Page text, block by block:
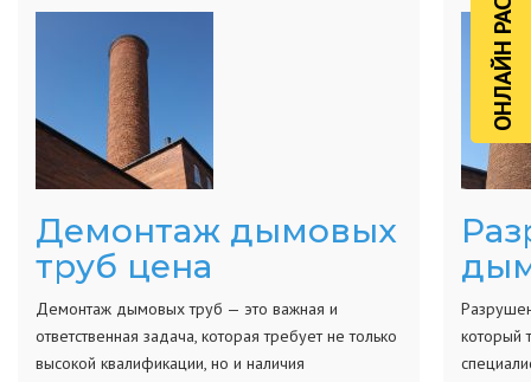
ОНЛАЙН РАСЧЁТ
Демонтаж дымовых
труб цена
Демонтаж дымовых труб — это важная и
ответственная задача, которая требует не только
высокой квалификации, но и наличия
который